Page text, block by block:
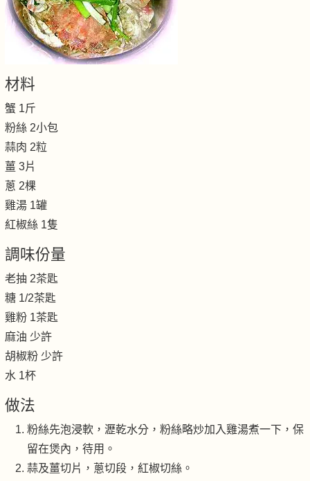
材料
蟹 1斤
粉絲 2小包
蒜肉 2粒
薑 3片
蔥 2棵
雞湯 1罐
紅椒絲 1隻
調味份量
老抽 2茶匙
糖 1/2茶匙
雞粉 1茶匙
麻油 少許
胡椒粉 少許
水 1杯
做法
粉絲先泡浸軟，瀝乾水分，粉絲略炒加入雞湯煮一下，保
留在煲內，待用。
蒜及薑切片，蔥切段，紅椒切絲。